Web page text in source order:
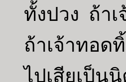
ทั้งปวง ถ้า
ถ้าเจ้าทอด
ไปเสียเป็น